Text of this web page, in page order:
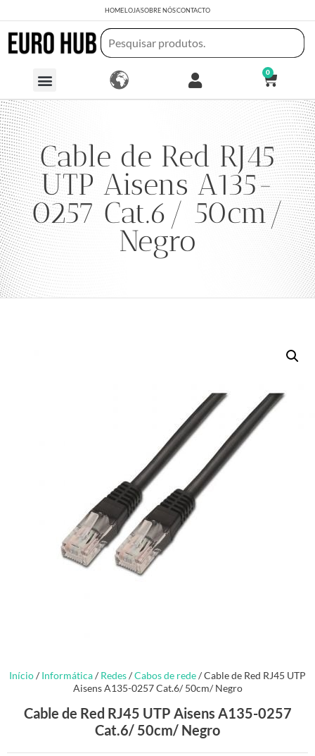
HOMELOJASOBRE NÓSCONTACTO
0
Cable de Red RJ45
UTP Aisens A135-
0257 Cat.6/ 50cm/
Negro
Início/ Informática/ Redes/Cabos de rede/ Cable de Red RJ45 UTP
Aisens A135-0257 Cat.6/ 50cm/ Negro
Cable de Red RJ45 UTP Aisens A135-0257
Cat.6/ 50cm/ Negro